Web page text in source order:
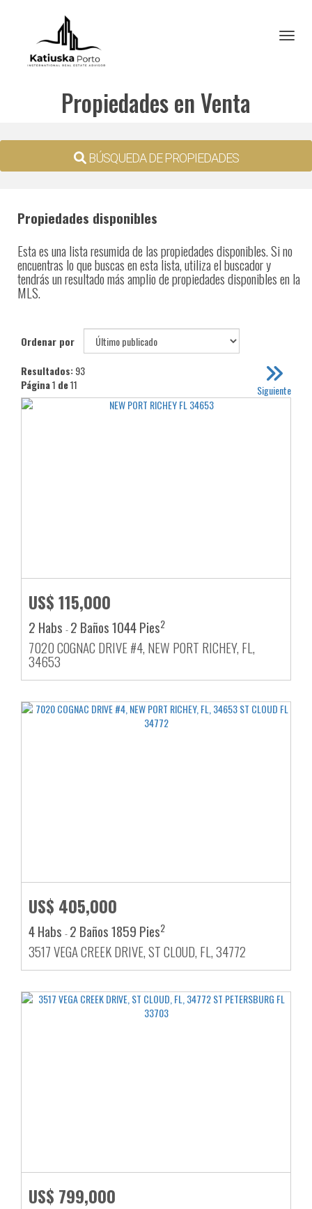
Propiedades en Venta
BÚSQUEDA DE PROPIEDADES
Propiedades disponibles
Esta es una lista resumida de las propiedades disponibles. Si no
encuentras lo que buscas en esta lista, utiliza el buscador y
tendrás un resultado más amplio de propiedades disponibles en la
MLS.
Ordenar por
Siguiente
Resultados:93
Página1 de11
US$ 115,000
2 Habs -2 Baños1044 Pies2
7020 COGNAC DRIVE #4, NEW PORT RICHEY, FL,
34653
US$ 405,000
4 Habs -2 Baños1859 Pies2
3517 VEGA CREEK DRIVE, ST CLOUD, FL, 34772
US$ 799,000